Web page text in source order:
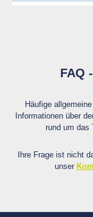
FAQ
Häufige
Informationen über
rund um das
Ihre Frage ist nicht
unser